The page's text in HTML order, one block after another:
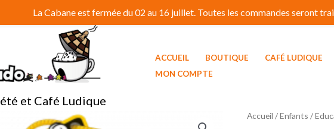
et Café Ludique
ACCUEIL BOUTIQUE CAFÉ LUDIQUE
MON COMPTE
Accueil /Enfants /
La Cabane est fermée du 02 au 16 juillet. Toutes les commandes seront